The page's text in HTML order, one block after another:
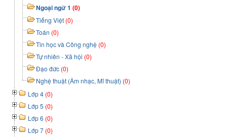
Ngoại ngữ 1 (0)
Tiếng Việt (0)
Toán (0)
Tin học và Công nghệ (0)
Tự nhiên - Xã hội (0)
Đạo đức (0)
Nghệ thuật (Âm nhạc, Mĩ thuật) (0)
Lớp 4 (0)
Lớp 5 (0)
Lớp 6 (0)
Lớp 7 (0)